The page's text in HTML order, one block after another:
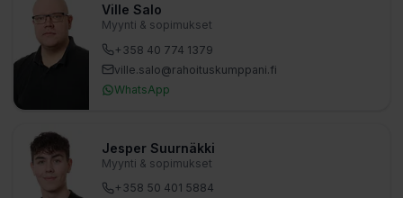
Ville Salo
Myynti & sopimukset
+358 40 774 1379
ville.salo​@rahoituskumppani.fi
WhatsApp
Jesper Suurnäkki
Myynti & sopimukset
+358 50 401 5884